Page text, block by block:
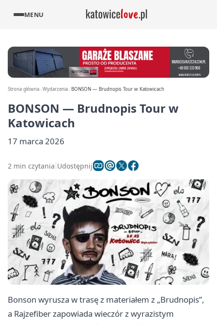
MENU
Strona główna Wydarzenia BONSON — Brudnopis Tour w Katowicach
BONSON — Brudnopis Tour w
Katowicach
17 marca 2026
2 min czytania Udostępnij
Bonson wyrusza w trasę z materiałem z „Brudnopis”,
a Rajzefiber zapowiada wieczór z wyrazistym